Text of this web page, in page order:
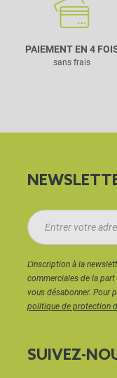
PAIEMENT EN 4
sans frais
L'inscription à la
commerciales de la
vous désabonner. Pour
politique de protection
SUIVEZ-